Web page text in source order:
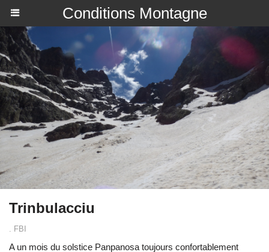
Conditions Montagne
Trinbulacciu
. FBI
A un mois du solstice Panpanosa toujours confortablement